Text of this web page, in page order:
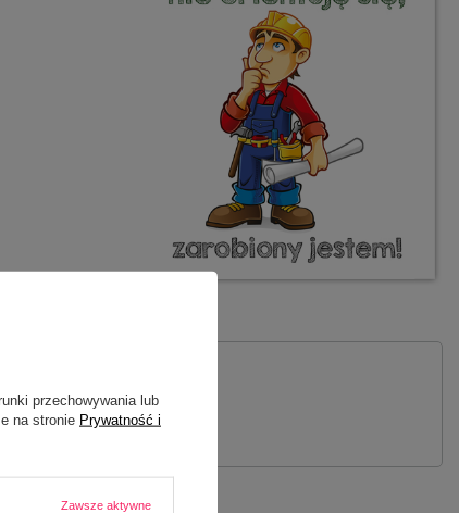
przechowywania lub
na stronie Prywatność i
Zawsze aktywne